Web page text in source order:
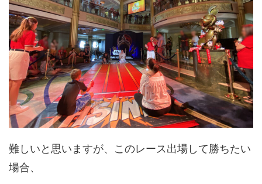
難しいと思いますが、このレース出場して勝ちたい
場合、